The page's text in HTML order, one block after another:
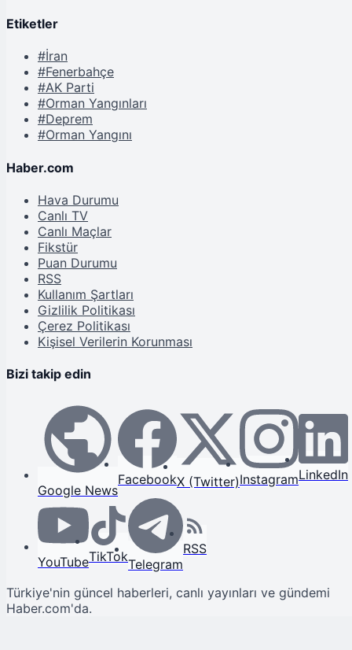
Etiketler
#İran
#Fenerbahçe
#AK Parti
#Orman Yangınları
#Deprem
#Orman Yangını
Haber.com
Hava Durumu
Canlı TV
Canlı Maçlar
Fikstür
Puan Durumu
RSS
Kullanım Şartları
Gizlilik Politikası
Çerez Politikası
Kişisel Verilerin Korunması
Bizi takip edin
Google News
FacebookX (Twitter)InstagramLinkedIn
YouTubeTikTokTelegram
RSS
Türkiye'nin güncel haberleri, canlı yayınları ve gündemi
Haber.com'da.